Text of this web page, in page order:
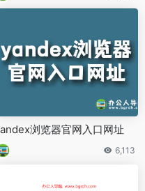
浏览器官网入口网址
6,113